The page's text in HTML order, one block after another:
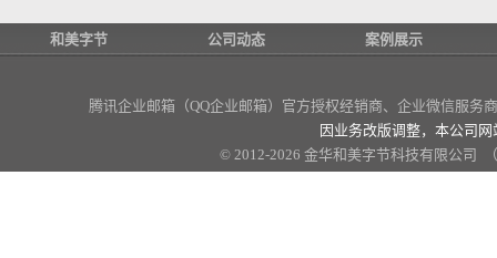
和美字节 公司动态 案例展示
腾讯企业邮箱（QQ企业邮箱）官方授权经销商、企业微信服务
因业务改版调整，本公司
© 2012-2026 金华和美字节科技有限公司